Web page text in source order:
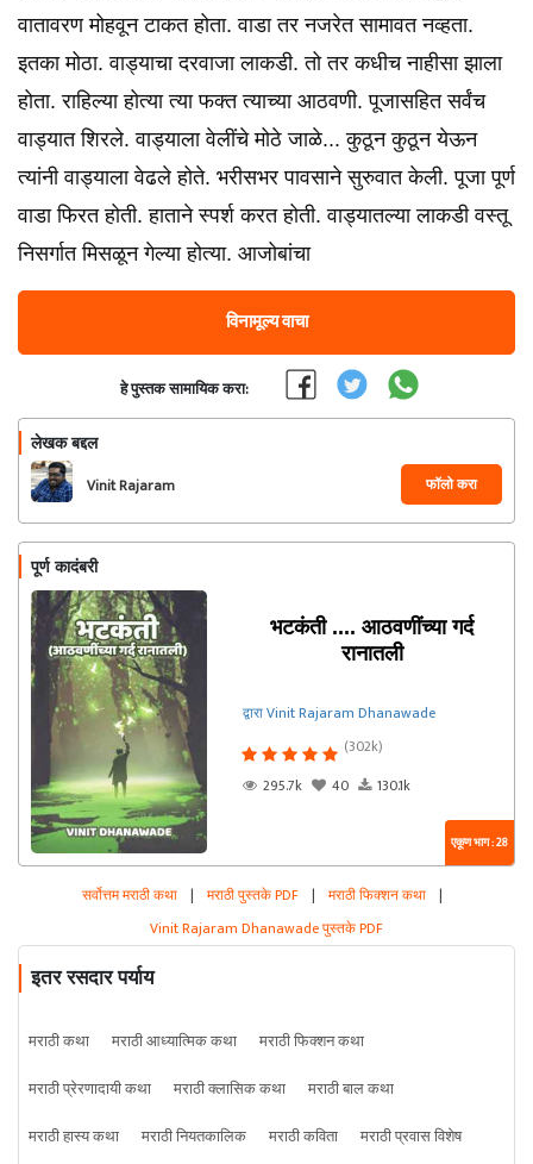
वातावरण मोहवून टाकत होता. वाडा तर नजरेत सामावत नव्हता.
इतका मोठा. वाड्याचा दरवाजा लाकडी. तो तर कधीच नाहीसा झाला
होता. राहिल्या होत्या त्या फक्त त्याच्या आठवणी. पूजासहित सर्वंच
वाड्यात शिरले. वाड्याला वेलींचे मोठे जाळे... कुठून कुठून येऊन
त्यांनी वाड्याला वेढले होते. भरीसभर पावसाने सुरुवात केली. पूजा पूर्ण
वाडा फिरत होती. हाताने स्पर्श करत होती. वाड्यातल्या लाकडी वस्तू
निसर्गात मिसळून गेल्या होत्या. आजोबांचा
विनामूल्य वाचा
हे पुस्तक सामायिक करा:
लेखक बद्दल
Vinit Rajaram
Dhanawade
फॉलो करा
पूर्ण कादंबरी
भटकंती .... आठवणींच्या गर्द
रानातली
द्वारा Vinit Rajaram Dhanawade
(302k)
295.7k
40 130.1k
एकूण भाग : 28
सर्वोत्तम मराठी कथा | मराठी पुस्तके PDF | मराठी फिक्शन कथा |
Vinit Rajaram Dhanawade पुस्तके PDF
इतर रसदार पर्याय
मराठी कथा मराठी आध्यात्मिक कथा
मराठी फिक्शन कथा
मराठी प्रेरणादायी कथा
मराठी क्लासिक कथा
मराठी बाल कथा
मराठी हास्य कथा
मराठी नियतकालिक मराठी कविता मराठी प्रवास विशेष